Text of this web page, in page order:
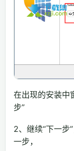
在出现的安装中
步”
2、继续“下一步
一步，